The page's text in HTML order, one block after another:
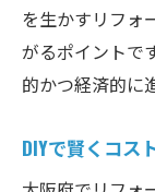
を生かすリフォ
がるポイントで
的かつ経済的に
DIYで賢くコス